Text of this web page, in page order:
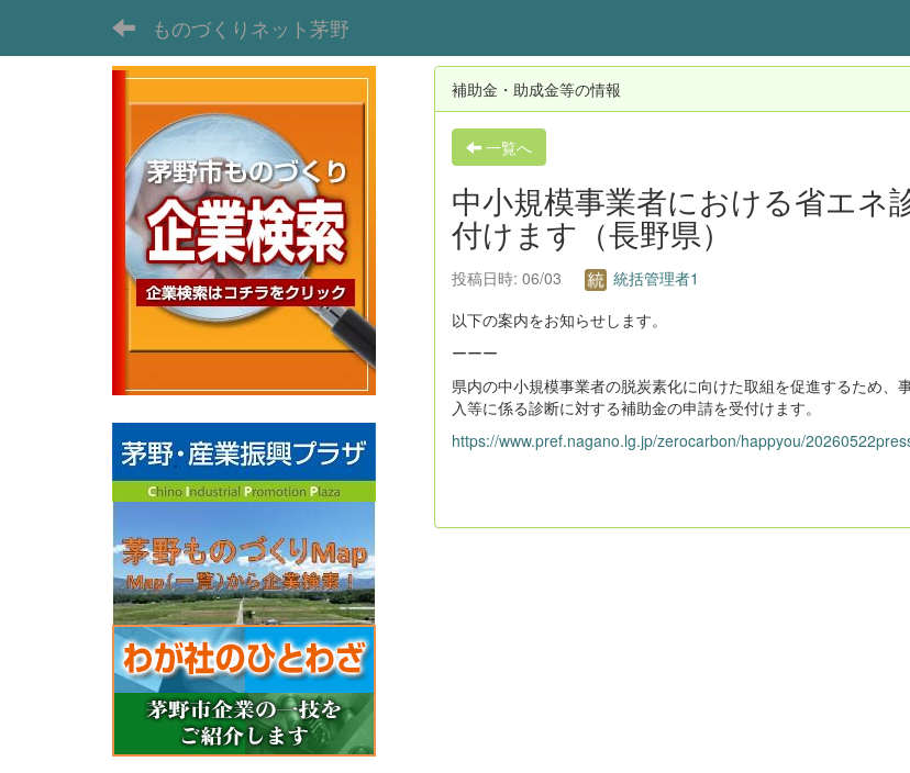
ものづくりネット茅野
補助金・助成金等の情報
一覧へ
中小規模事業者における省エネ
付けます（長野県）
投稿日時: 06/03
統括管理者1
以下の案内をお知らせします。
ーーー
県内の中小規模事業者の脱炭素化に向けた取組を促進するため
入等に係る診断に対する補助金の申請を受付けます。
https://www.pref.nagano.lg.jp/zerocarbon/happyou/